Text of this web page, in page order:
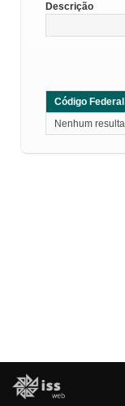
Descrição
Código Federal
Nenhum